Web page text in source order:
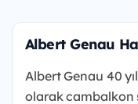
Albert Genau
Albert Genau 40
olarak cambalkon